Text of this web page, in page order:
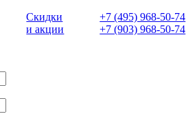
Скидки
и акции
+7 (495) 968-50-74
+7 (903) 968-50-74